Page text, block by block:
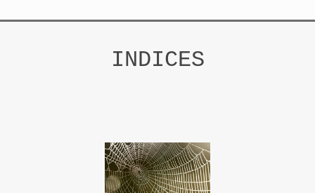
INDICES